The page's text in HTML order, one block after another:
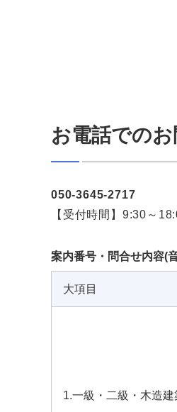
お電話での
050-3645-2717
【受付時間】9:30～
案内番号・問合せ内容(
大項目
1.一級・二級・木造